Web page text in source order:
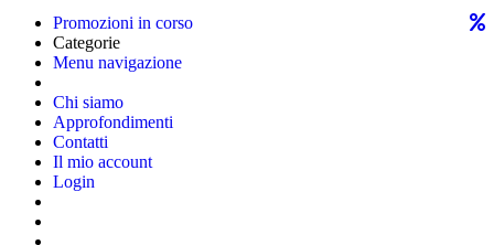
Promozioni in corso
Categorie
Menu navigazione
Chi siamo
Approfondimenti
Contatti
Il mio account
Login